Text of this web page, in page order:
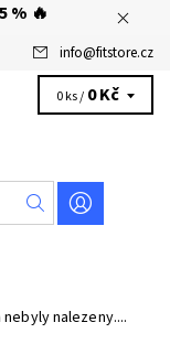
% 🔥
info@fitstore.cz
0 ks / 0 Kč
nebyly nalezeny....